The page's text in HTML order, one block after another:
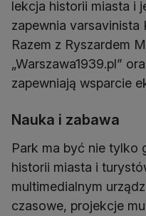
lekcja historii miasta i
zapewnia
Razem z Ryszardem
„Warszawa1939.pl”
zapewniają wsparcie
Nauka i zabawa
Park ma być nie tylko
historii miasta i
multimedialnym
czasowe, projekcje